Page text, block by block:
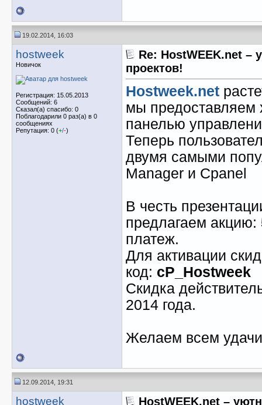
19.02.2014, 16:03
hostweek
Новичок
Регистрация: 15.05.2013
Сообщений: 6
Сказал(а) спасибо: 0
Поблагодарили 0 раз(а) в 0
сообщениях
Репутация: 0 (+/-)
Re: HostWEEK.net
проектов!
Hostweek.net
мы предоставляем
панелью
Теперь
двумя самыми
Manager и Cpanel
В честь
предлагаем акцию:
платеж.
Для активации
код: cP_Hostweek
Скидка
2014 года.
Желаем всем
12.09.2014, 19:31
hostweek HostWEEK.net –